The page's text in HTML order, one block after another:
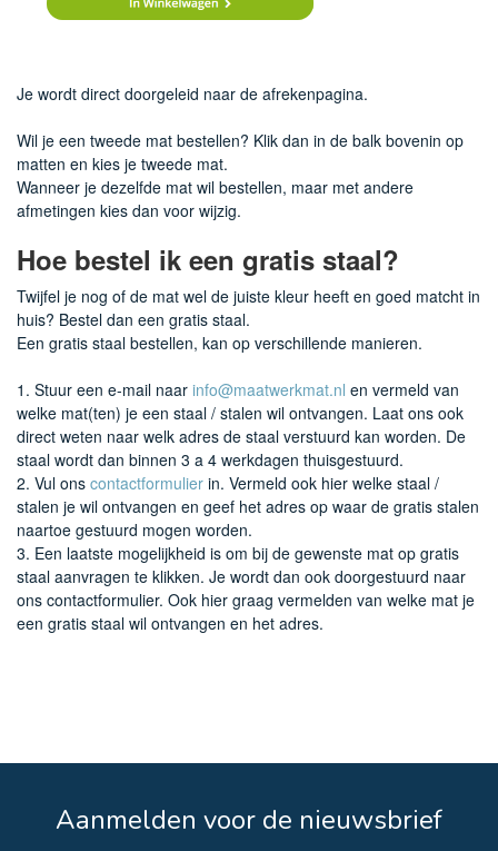
Je wordt direct doorgeleid naar de afrekenpagina.
Wil je een tweede mat bestellen? Klik dan in de balk bovenin op
matten en kies je tweede mat.
Wanneer je dezelfde mat wil bestellen, maar met andere
afmetingen kies dan voor wijzig.
Hoe bestel ik een gratis staal?
Twijfel je nog of de mat wel de juiste kleur heeft en goed matcht in
huis? Bestel dan een gratis staal.
Een gratis staal bestellen, kan op verschillende manieren.
1. Stuur een e-mail naar info@maatwerkmat.nl en vermeld van
welke mat(ten) je een staal / stalen wil ontvangen. Laat ons ook
direct weten naar welk adres de staal verstuurd kan worden. De
staal wordt dan binnen 3 a 4 werkdagen thuisgestuurd.
2. Vul ons contactformulier in. Vermeld ook hier welke staal /
stalen je wil ontvangen en geef het adres op waar de gratis stalen
naartoe gestuurd mogen worden.
3. Een laatste mogelijkheid is om bij de gewenste mat op gratis
staal aanvragen te klikken. Je wordt dan ook doorgestuurd naar
ons contactformulier. Ook hier graag vermelden van welke mat je
een gratis staal wil ontvangen en het adres.
Aanmelden voor de nieuwsbrief